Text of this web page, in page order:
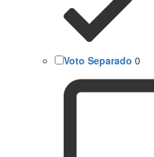
Voto Separado 0